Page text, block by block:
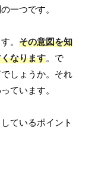
一つです。
。 その意図を知
なります。で
しょうか。それ
ています。
ているポイント